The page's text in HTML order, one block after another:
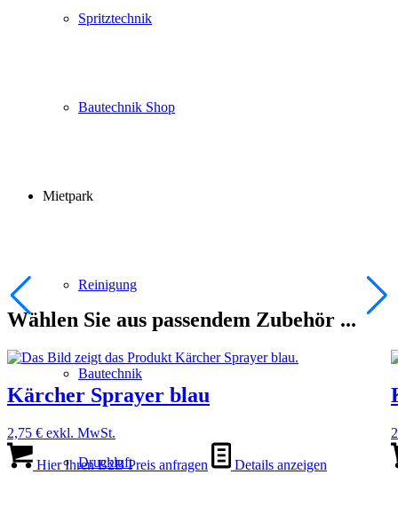
Spritztechnik
Bautechnik Shop
Mietpark
Reinigung
Bautechnik
Druckluft
Wählen Sie aus passendem Zubehör ...
Kärcher Sprayer blau
2,75 € exkl. MwSt.
Hier Ihren B2B Preis anfragen Details anzeigen